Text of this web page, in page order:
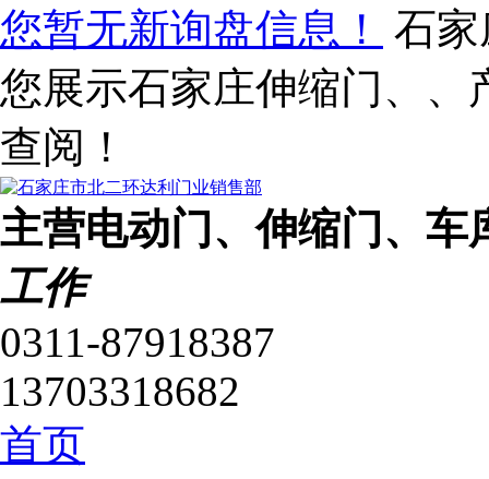
您暂无新询盘信息！
石
您展示石家庄伸缩门、、
查阅！
主营电动门、伸缩门、车
工作
0311-87918387
13703318682
首页